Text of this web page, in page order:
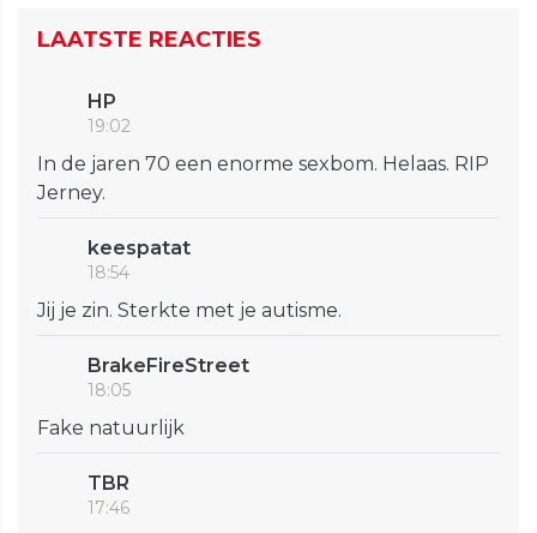
LAATSTE REACTIES
HP
19:02
In de jaren 70 een enorme sexbom. Helaas. RIP
Jerney.
keespatat
18:54
Jij je zin. Sterkte met je autisme.
BrakeFireStreet
18:05
Fake natuurlijk
TBR
17:46